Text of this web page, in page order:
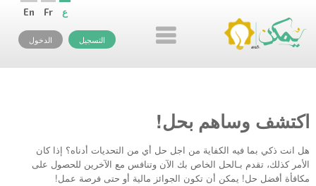
En Fr ع
التسجيل الدخول
اكتشف وساهم بحل!
هل انت ذكي بما فيه الكفاية من اجل حل أي من التحديات أدناه؟ إذا كان
الأمر كذلك، تقدم بـالحل الخاص بك الآن وتنافس مع الآخرين للحصول على
مكافأة أفضل حل! يمكن أن تكون الجوائز مالية أو حتى فرصة عمل!